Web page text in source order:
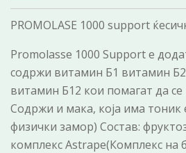
PROMOLASE 1000 support
Promolasse 1000 Support е
содржи витамин Б1 витамин
витамин Б12 кои помагат да
Содржи и мака, која има тоник
физички замор) Состав:
комплекс Astrape(Комплекс на